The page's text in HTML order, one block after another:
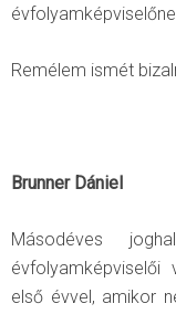
Remélem ismét
Brunner Dániel
Másodéves
évfolyamképviselői
első évvel, amikor